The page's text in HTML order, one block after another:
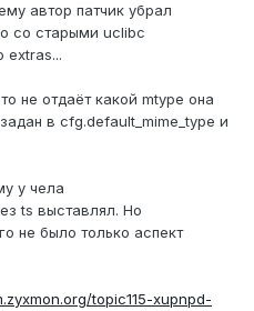
автор патчик убрал
со старыми uclibc
extras...
не отдаёт какой mtype она
в cfg.default_mime_type и
у чела
ts выставлял. Но
не было только аспект
topic115-xupnpd-